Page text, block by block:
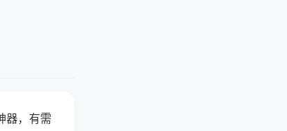
器，有需